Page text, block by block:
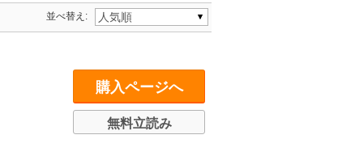
並べ替え:
購入ページへ
無料立読み